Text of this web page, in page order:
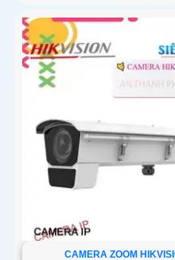
CAMERA ZOOM